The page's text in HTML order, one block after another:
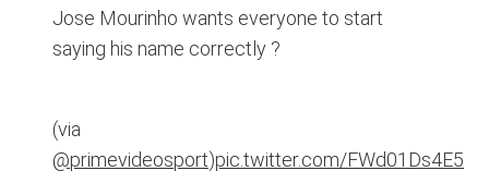
Jose Mourinho wants everyone to start
saying his name correctly ?
(via
@primevideosport)pic.twitter.com/FWd01Ds4E5